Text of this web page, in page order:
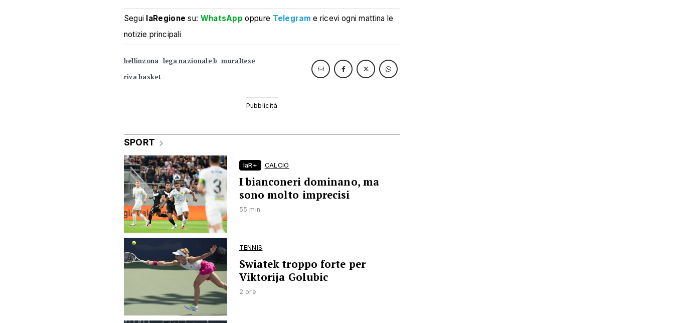
Segui laRegione su: WhatsApp oppure Telegram e ricevi ogni mattina le
notizie principali
bellinzona lega nazionale b muraltese
riva basket
SPORT
laR+ CALCIO
I bianconeri dominano, ma
sono molto imprecisi
55 min
TENNIS
Swiatek troppo forte per
Viktorija Golubic
2 ore